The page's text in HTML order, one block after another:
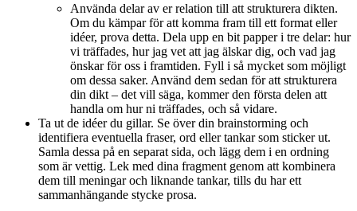
Använda delar av er relation till att strukturera dikten.
Om du kämpar för att komma fram till ett format eller
idéer, prova detta. Dela upp en bit papper i tre delar: hur
vi träffades, hur jag vet att jag älskar dig, och vad jag
önskar för oss i framtiden. Fyll i så mycket som möjligt
om dessa saker. Använd dem sedan för att strukturera
din dikt – det vill säga, kommer den första delen att
handla om hur ni träffades, och så vidare.
Ta ut de idéer du gillar. Se över din brainstorming och
identifiera eventuella fraser, ord eller tankar som sticker ut.
Samla dessa på en separat sida, och lägg dem i en ordning
som är vettig. Lek med dina fragment genom att kombinera
dem till meningar och liknande tankar, tills du har ett
sammanhängande stycke prosa.